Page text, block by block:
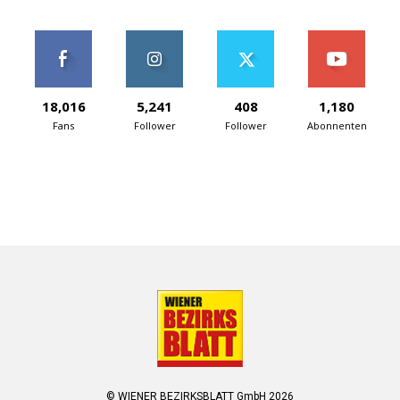
18,016
Fans
5,241
Follower
408
Follower
1,180
Abonnenten
© WIENER BEZIRKSBLATT GmbH 2026